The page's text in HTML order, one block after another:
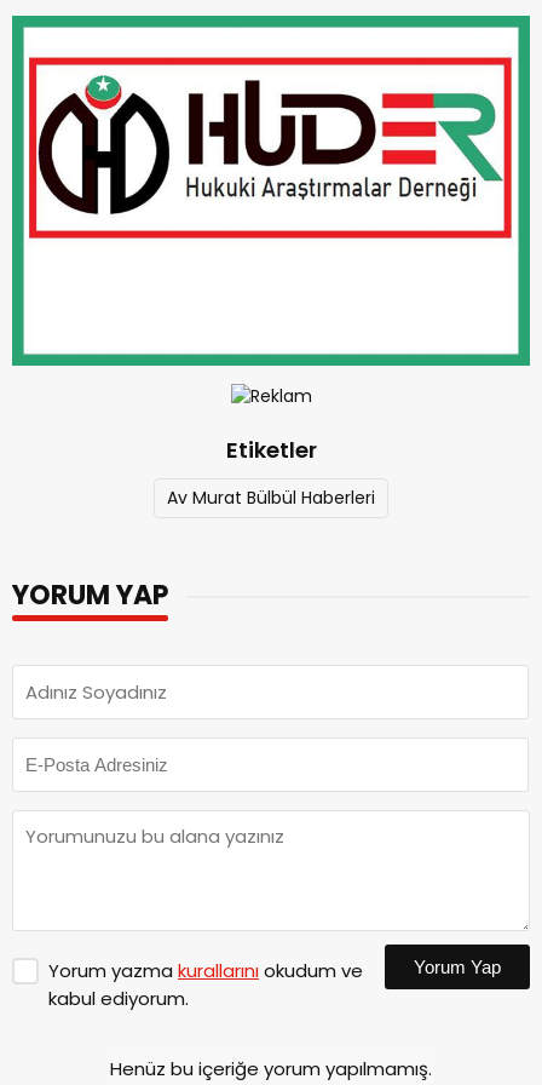
Etiketler
Av Murat Bülbül Haberleri
YORUM YAP
Yorum yazma kurallarınıokudum ve
kabul ediyorum.
Yorum Yap
Henüz bu içeriğe yorum yapılmamış.